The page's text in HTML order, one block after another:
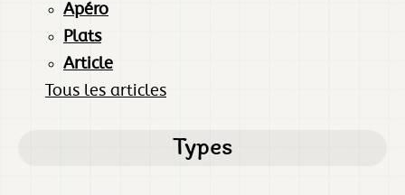
Apéro
Plats
Article
Tous les articles
Types